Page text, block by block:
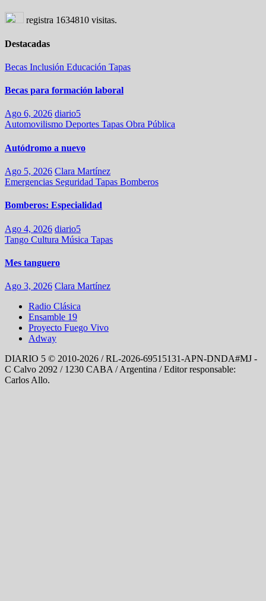
registra 1634810 visitas.
Destacadas
Becas Inclusión Educación Tapas
Becas para formación laboral
Ago 6, 2026 diario5
Automovilismo Deportes Tapas Obra Pública
Autódromo a nuevo
Ago 5, 2026 Clara Martínez
Emergencias Seguridad Tapas Bomberos
Bomberos: Especialidad
Ago 4, 2026 diario5
Tango Cultura Música Tapas
Mes tanguero
Ago 3, 2026 Clara Martínez
Radio Clásica
Ensamble 19
Proyecto Fuego Vivo
Adway
DIARIO 5 © 2010-2026 / RL-2026-69515131-APN-DNDA#MJ -
C Calvo 2092 / 1230 CABA / Argentina / Editor responsable:
Carlos Allo.